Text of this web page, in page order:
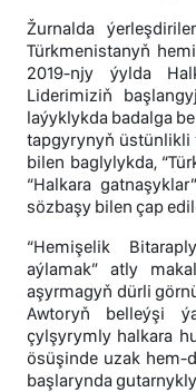
Žurnalda
Türkmenistanyň
2019-njy ýylda
Liderimiziň
laýyklykda badalga
tapgyrynyň üstünlikli
bilen baglylykda,
“Halkara
sözbaşy bilen çap
“Hemişelik
aýlamak” atly
aşyrmagyň dürli
Awtoryň belleýşi
çylşyrymly halkara
ösüşinde uzak hem-
başlarynda